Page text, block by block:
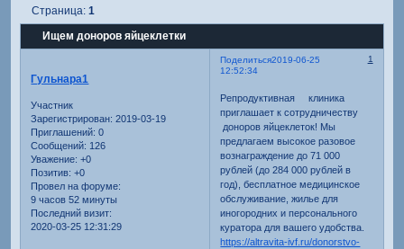
Ищем доноров яйцеклетки
Страница: 1
Поделиться 1
2019-06-25
12:52:34
Гульнара1
Участник
Зарегистрирован: 2019-03-19
Приглашений: 0
Сообщений: 126
Уважение: +0
Позитив: +0
Провел на форуме:
9 часов 52 минуты
Последний визит:
2020-03-25 12:31:29
Репродуктивная клиника
приглашает к сотрудничеству
доноров яйцеклеток! Мы
предлагаем высокое разовое
вознаграждение до 71 000
рублей (до 284 000 рублей в
год), бесплатное медицинское
обслуживание, жилье для
иногородних и персонального
куратора для вашего удобства.
https://altravita-ivf.ru/donorstvo-